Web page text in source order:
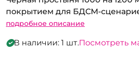
покрытием для БДСМ-
подробное описание
В наличии: 1 шт.Посмотреть